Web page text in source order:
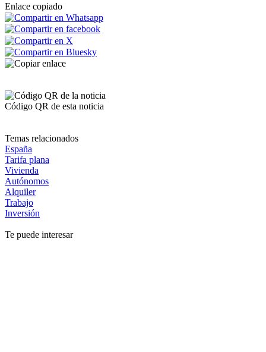
Enlace copiado
Código QR de esta noticia
Temas relacionados
España
Tarifa plana
Vivienda
Autónomos
Alquiler
Trabajo
Inversión
Te puede interesar